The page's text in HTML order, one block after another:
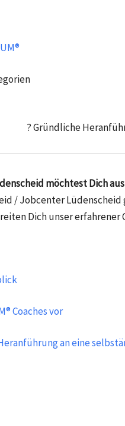
? Gründliche
möchtest Dich
/ Jobcenter Lüdenscheid
Dich unser erfahrener
Coaches vor
an eine